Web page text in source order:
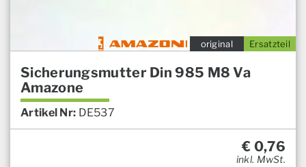
Ersatzteil
original
Sicherungsmutter Din 985 M8 Va
Amazone
Artikel Nr: DE537
€ 0,76
inkl. MwSt.